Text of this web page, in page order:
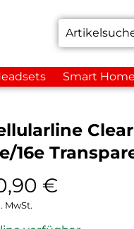
Smart
16e
€
MwSt.